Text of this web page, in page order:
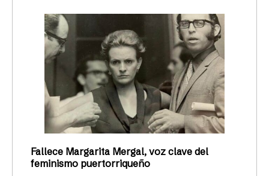
Fallece Margarita Mergal, voz clave del
feminismo puertorriqueño